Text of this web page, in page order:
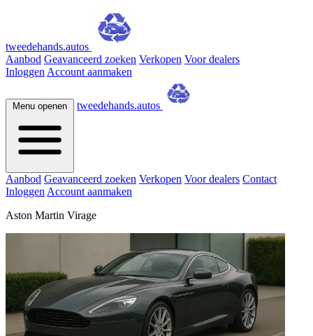
tweedehands.autos
Aanbod Geavanceerd zoeken Verkopen Voor dealers
Inloggen Account aanmaken
Menu openen tweedehands.autos
Aanbod Geavanceerd zoeken Verkopen Voor dealers Contact
Inloggen Account aanmaken
Aston Martin Virage